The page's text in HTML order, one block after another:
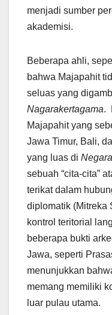
menjadi sumber
akademisi.
Beberapa ahli,
bahwa Majapahit
seluas yang
Nagarakertagama.
Majapahit yang
Jawa Timur, Bali,
yang luas di
sebuah “cita-cita”
terikat dalam
diplomatik (Mitreka
kontrol teritorial
beberapa bukti
Jawa, seperti
menunjukkan
memang memiliki
luar pulau utama.